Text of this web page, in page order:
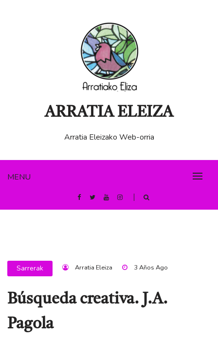
MENU
ARRATIA ELEIZA
Arratia Eleizako Web-orria
Sarrerak Arratia Eleiza 3 Años Ago
Búsqueda creativa. J.A.
Pagola